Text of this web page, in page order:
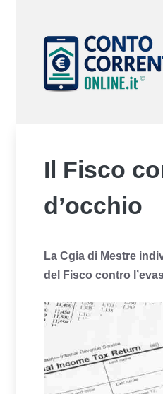
contenuto
Il Fisco
d’occhio
La Cgia di Mestre
del Fisco contro